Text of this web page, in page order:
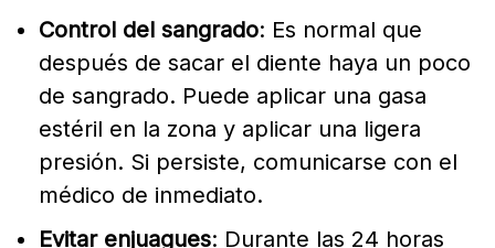
Control del sangrado: Es normal que
después de sacar el diente haya un poco
de sangrado. Puede aplicar una gasa
estéril en la zona y aplicar una ligera
presión. Si persiste, comunicarse con el
médico de inmediato.
Evitar enjuagues: Durante las 24 horas